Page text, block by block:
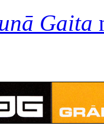
Gaita